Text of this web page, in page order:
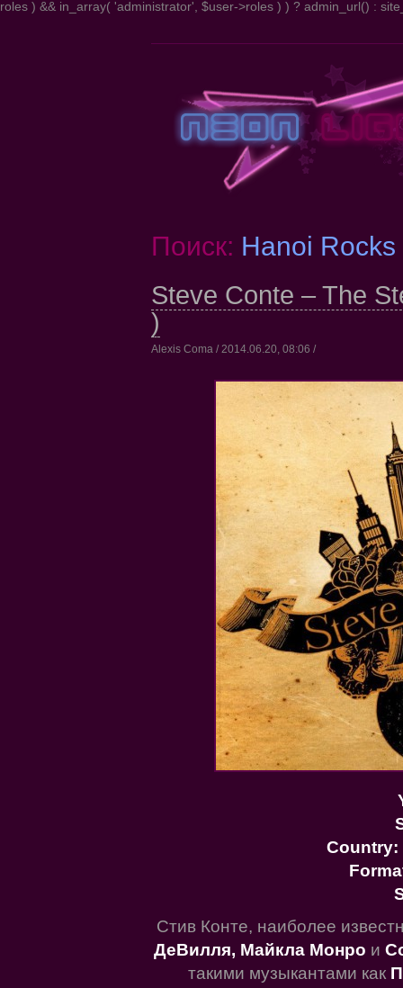
roles ) && in_array( 'administrator', $user->roles ) ) ? admin_url() :
Поиск: Hanoi Rocks
Steve Conte – The
)
Alexis Coma / 2014.06.20, 08:06 /
Country:
Стив Конте, наиболее
ДеВилля, Майкла Монро и
такими музыкантами как